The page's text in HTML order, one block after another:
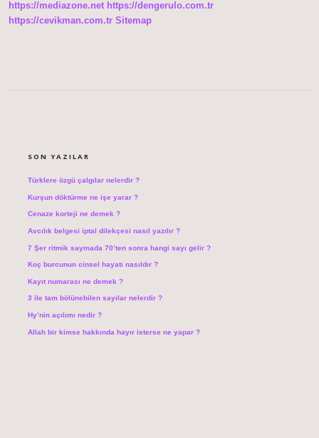
https://mediazone.net https://dengerulo.com.tr
https://cevikman.com.tr Sitemap
SON YAZILAR
Türklere özgü çalgılar nelerdir ?
Kurşun döktürme ne işe yarar ?
Cenaze korteji ne demek ?
Avcılık belgesi iptal dilekçesi nasıl yazılır ?
7 Şer ritmik saymada 70’ten sonra hangi sayı gelir ?
Koç burcunun cinsel hayatı nasıldır ?
Kayıt numarası ne demek ?
3 ile tam bölünebilen sayılar nelerdir ?
Hy’nin açılımı nedir ?
Allah bir kimse hakkında hayır isterse ne yapar ?